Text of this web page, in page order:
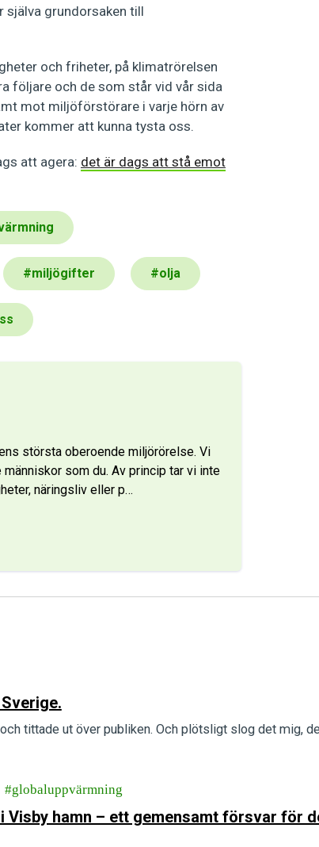
själva grundorsaken till
och friheter, på klimatrörelsen
följare och de som står vid vår sida
mot miljöförstörare i varje hörn av
kommer att kunna tysta oss.
att agera: det är dags att stå emot
#miljögifter #olja
största oberoende miljörörelse. Vi
som du. Av princip tar vi inte
näringsliv eller p…
tittade ut över publiken. Och plötsligt slog det mig,
globaluppvärmning
hamn – ett gemensamt försvar för